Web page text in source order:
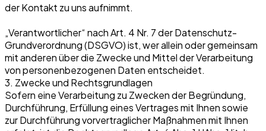
der Kontakt zu uns aufnimmt.
„Verantwortlicher“ nach Art. 4 Nr. 7 der Datenschutz-
Grundverordnung (DSGVO) ist, wer allein oder gemeinsam
mit anderen über die Zwecke und Mittel der Verarbeitung
von personenbezogenen Daten entscheidet.
3. Zwecke und Rechtsgrundlagen
Sofern eine Verarbeitung zu Zwecken der Begründung,
Durchführung, Erfüllung eines Vertrages mit Ihnen sowie
zur Durchführung vorvertraglicher Maßnahmen mit Ihnen